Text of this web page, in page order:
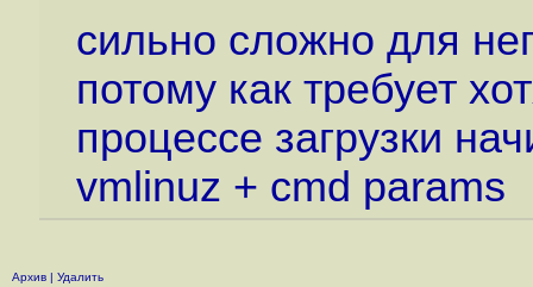
сильно сложно для
потому как требует
процессе загрузки
vmlinuz + cmd params
Архив | Удалить